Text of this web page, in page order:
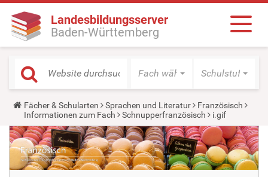
Landesbildungsserver
Baden-Württemberg
Fach wählen Schulstufe
Y
o
u
a
r
e
h
e
Fächer & Schularten Sprachen und Literatur
Französisch
Informationen zum Fach
Schnupperfranzösisch i.gif